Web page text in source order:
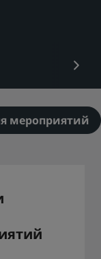
& Suites
мероприятий